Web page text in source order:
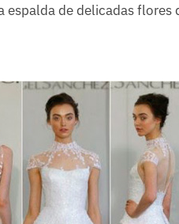
de delicadas flores